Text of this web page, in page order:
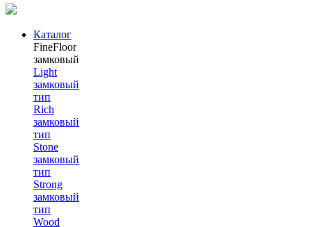
Каталог
FineFloor
замковый
Light
замковый
тип
Rich
замковый
тип
Stone
замковый
тип
Strong
замковый
тип
Wood